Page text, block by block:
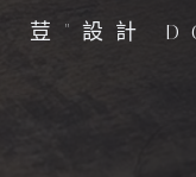
荳"設計